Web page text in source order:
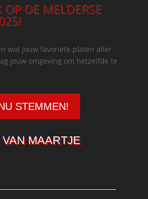
OP DE MELDERSE
wat jouw favoriete platen aller
jouw omgeving om hetzelfde te
STEMMEN!
MAARTJE